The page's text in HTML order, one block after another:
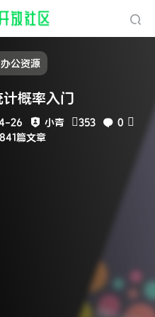
办公资源
概率入门
26 小青 353
0
篇文章